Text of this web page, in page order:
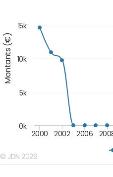
Montants (€)
2000 2002 2006
0k
5k
10k
15k
© JDN 2026